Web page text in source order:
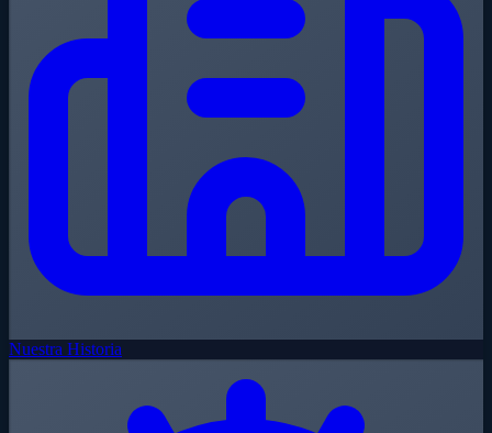
Nuestra Historia